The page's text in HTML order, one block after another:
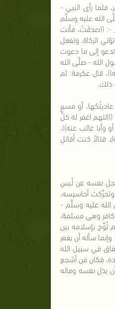
فلما رأى النبي -
الله عليه وسلَّم
-: ((صدقَتْ، فأنت
الزكاة، وتفعل
إلى ما دعوت
الله - صلَّى الله
قال عكرمة: ثم
ذلك.
أو مسيرٍ
اغفر له كلَّ
وأنا غائب عنه))،
قتالاً كنت أقاتل
نفسه عن لُبس
وتحرَّكت أحاسيسه،
عليه وسلَّم -
كافر وهي مسلمة،
تُوِّج بإسلامه بين
سأله أن يغفر
في سبيل الله
فكان من أشجع
بذل نفسه وماله